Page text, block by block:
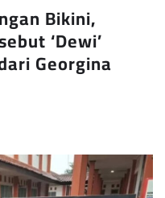
Bikini,
‘Dewi’
Georgina